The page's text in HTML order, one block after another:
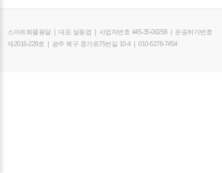
스마트화물용달 대표 설동엽 사업자번호 445-35-00258
운송허가번호
제2016-229호
광주 북구 중가로75번길 10-4 010-5278-7454